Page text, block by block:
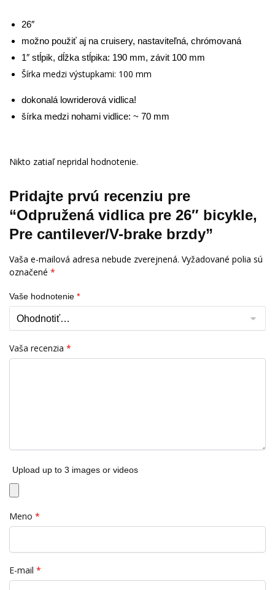
26″
možno použiť aj na cruisery, nastaviteľná, chrómovaná
1″ stĺpik, dĺžka stĺpika: 190 mm, závit 100 mm
Šírka medzi výstupkami: 100 mm
dokonalá lowriderová vidlica!
šírka medzi nohami vidlice: ~ 70 mm
Nikto zatiaľ nepridal hodnotenie.
Pridajte prvú recenziu pre
“Odpružená vidlica pre 26″ bicykle,
Pre cantilever/V-brake brzdy”
Vaša e-mailová adresa nebude zverejnená. Vyžadované polia sú
označené *
Vaše hodnotenie *
Vaša recenzia *
Upload up to 3 images or videos
Meno *
E-mail *